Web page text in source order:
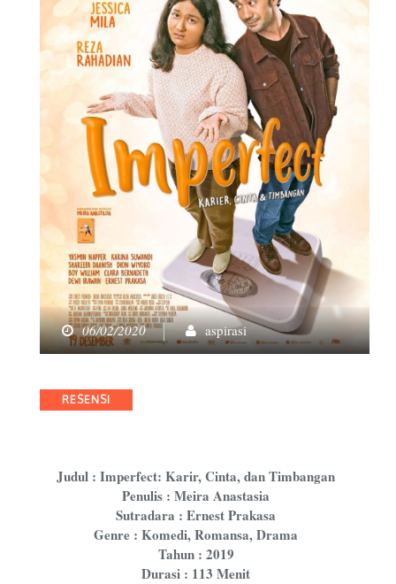
06/02/2020 aspirasi
Categories
RESENSI
Judul : Imperfect: Karir, Cinta, dan Timbangan
Penulis : Meira Anastasia
Sutradara : Ernest Prakasa
Genre : Komedi, Romansa, Drama
Tahun : 2019
Durasi : 113 Menit